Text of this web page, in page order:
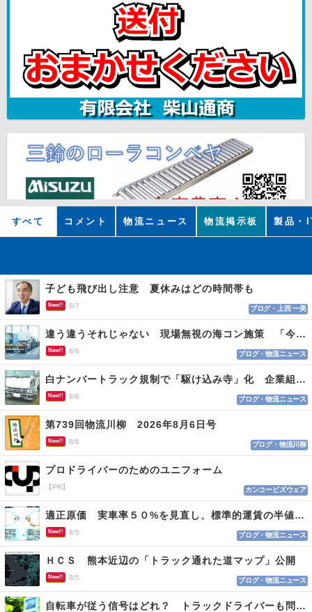
すべて コメント 物流ニュース 物流掲示板 製品・
子ども飛び出し注意 夏休みはどの時間帯も
New!! 8/7 ブログ・上西 一美
違う違うそれじゃない 現場無視の海コン施策 「今でも平均２～３時間は待つ」
New!! 8/6 ブログ・物流ニュース
白ナンバートラック規制で「駆け込み寺」化 企業組合が入会基準を見直しへ
New!! 8/6 ブログ・物流ニュース
第739回物流川柳 2026年8月6日号
New!! 8/6 ブログ・物流川柳
プロドライバーのためのユニフォーム
【PR】 カンコービズウェア
適正原価 実車率５０%を見直し、標準的運賃の半値の恐れも
New!! 8/5 ブログ・物流ニュース
ＨＣＳ 熊本近辺の「トラック通れた道マップ」公開
New!! 8/5 ブログ・物流ニュース
自転車が従う信号はどれ？ トラックドライバーも問われる認識